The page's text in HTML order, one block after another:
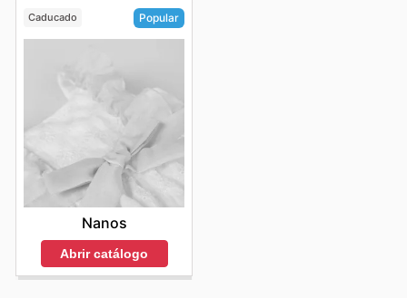
Caducado Popular
Nanos
Abrir catálogo